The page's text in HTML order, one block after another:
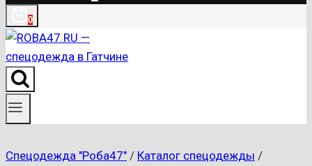
0
Спецодежда "Роба47" / Каталог спецодежды /